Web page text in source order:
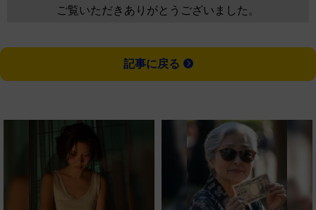
ご覧いただきありがとうございました。
記事に戻る